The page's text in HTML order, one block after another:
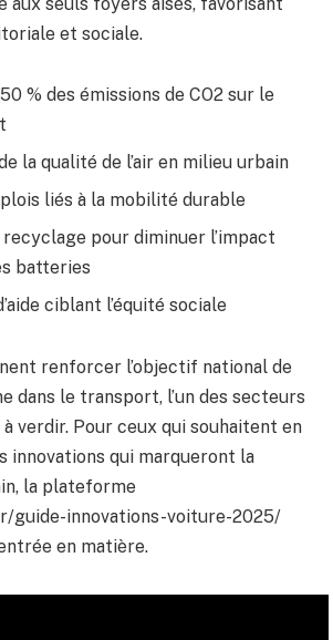
et sociale.
% des émissions de CO2 sur le
la qualité de l’air en milieu urbain
liés à la mobilité durable
pour diminuer l’impact
batteries
ciblant l’équité sociale
renforcer l’objectif national de
dans le transport, l’un des secteurs
verdir. Pour ceux qui souhaitent en
innovations qui marqueront la
la plateforme
guide-innovations-voiture-2025/
en matière.